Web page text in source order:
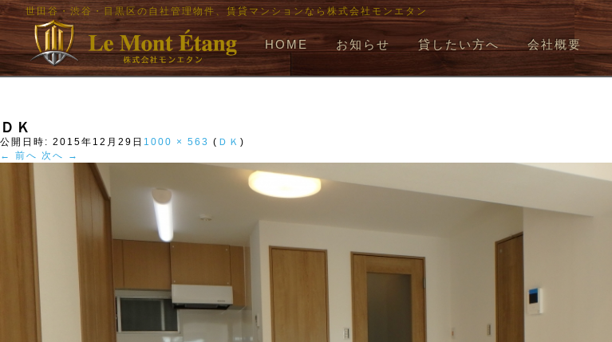
世田谷・渋谷・目黒区の自社管理物件、賃貸マンションなら株式会社モンエタン
HOME お知らせ 貸したい方へ 会社概要
ＤＫ
公開日時: 2015年12月29日 1000 × 563 ( ＤＫ )
← 前へ 次へ →